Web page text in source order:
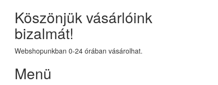
Köszönjük vásárlóink
bizalmát!
Webshopunkban 0-24 órában vásárolhat.
Menü